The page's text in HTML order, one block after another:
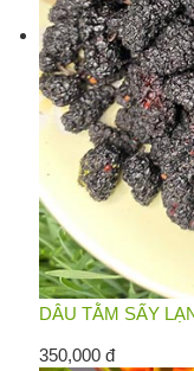
DÂU TẰM SẤY
350,000 đ